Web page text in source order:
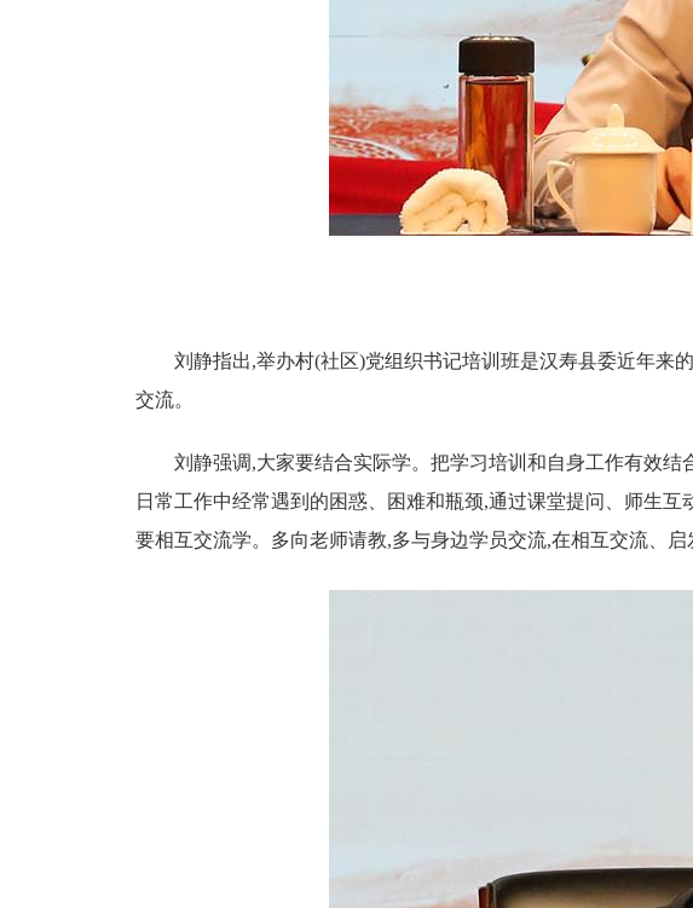
刘静指出,举办村(社区)党组织书记培训班是汉寿县委近年来
交流。
刘静强调,大家要结合实际学。把学习培训和自身工作有效
日常工作中经常遇到的困惑、困难和瓶颈,通过课堂提问、师生
要相互交流学。多向老师请教,多与身边学员交流,在相互交流、